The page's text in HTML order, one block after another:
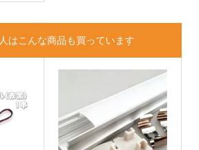
はこんな商品も買っています